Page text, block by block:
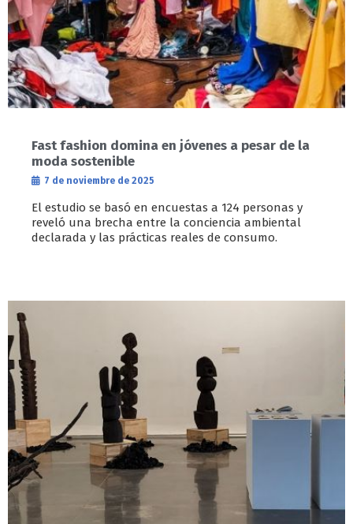
Fast fashion domina en jóvenes a pesar de la
moda sostenible
7 de noviembre de 2025
El estudio se basó en encuestas a 124 personas y
reveló una brecha entre la conciencia ambiental
declarada y las prácticas reales de consumo.